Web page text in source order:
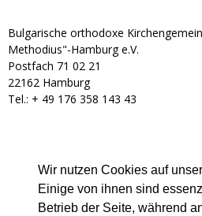
Wir nutzen Cookies auf
Einige von ihnen sind
Betrieb der Seite, während
Bulgarische orthodoxe
Methodius"-Hamburg e.V.
Postfach 71 02 21
22162 Hamburg
Tel.: + ‭49 176 358 143 43‬
Bulgarische orthodoxe